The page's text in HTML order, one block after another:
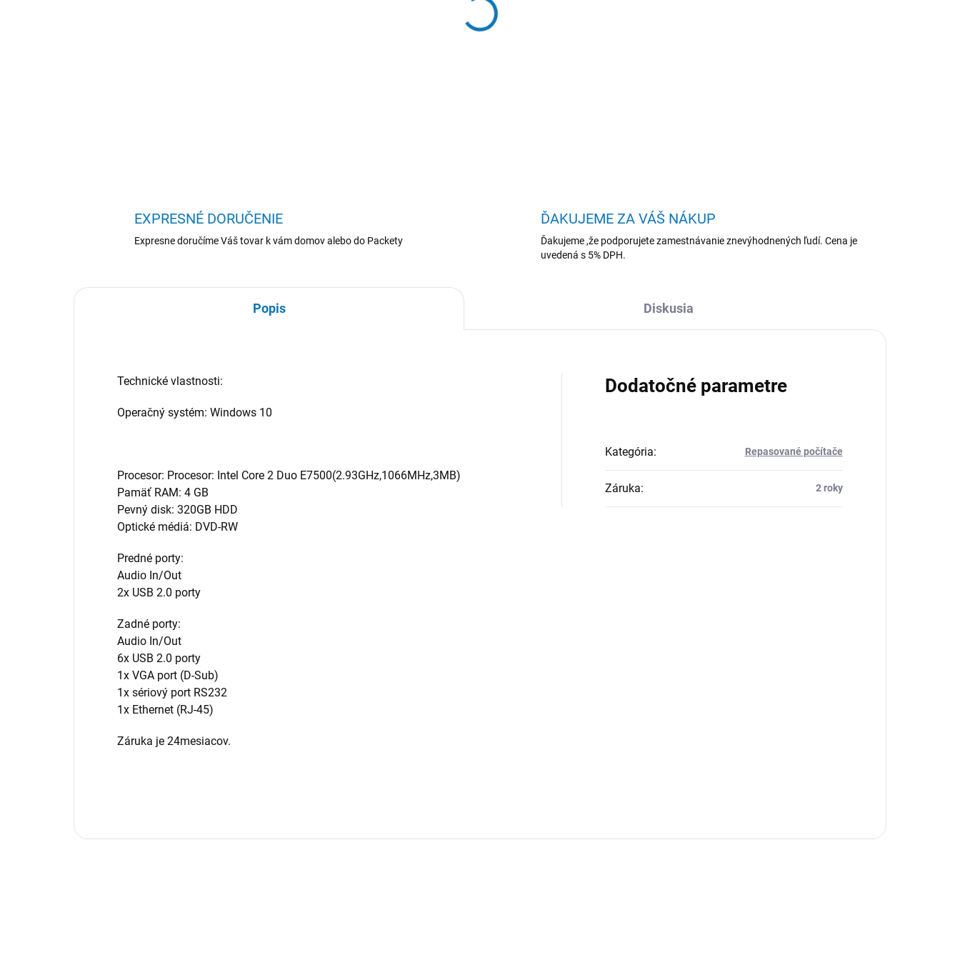
EXPRESNÉ DORUČENIE
Expresne doručíme Váš tovar k vám domov alebo do Packety
ĎAKUJEME ZA VÁŠ NÁKUP
Ďakujeme ,že podporujete zamestnávanie znevýhodnených ľudí. Cena je
uvedená s 5% DPH.
Popis Diskusia
Technické vlastnosti:
Operačný systém: Windows 10
Procesor: Procesor: Intel Core 2 Duo E7500(2.93GHz,1066MHz,3MB)
Pamäť RAM: 4 GB
Pevný disk: 320GB HDD
Optické médiá: DVD-RW
Predné porty:
Audio In/Out
2x USB 2.0 porty
Zadné porty:
Audio In/Out
6x USB 2.0 porty
1x VGA port (D-Sub)
1x sériový port RS232
1x Ethernet (RJ-45)
Záruka je 24mesiacov.
Dodatočné parametre
Kategória: Repasované počítače
Záruka: 2 roky